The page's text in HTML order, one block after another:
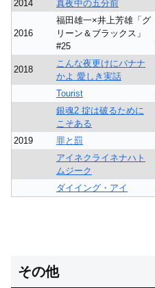
2014 真夜中の五分前
2016
福田雄一×井上芳雄「グ
リーン＆ブラックス」
#25
2018
こんな夜更けにバナナ
かよ 愛しき実話
Tourist
銀魂2 掟は破るために
こそある
2019
罪と罰
アイネクライネナハト
ムジーク
ダイイング・アイ
その他